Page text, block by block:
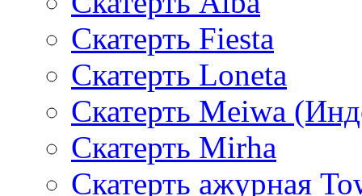
Скатерть Fiesta
Скатерть Loneta
Скатерть Meiwa
Скатерть Mirha
Скатерть ажурная